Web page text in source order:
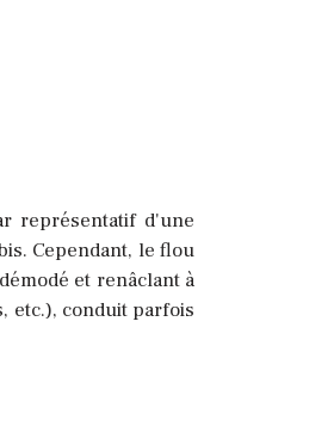
représentatif d'une
Cependant, le flou
et renâclant à
etc.), conduit parfois